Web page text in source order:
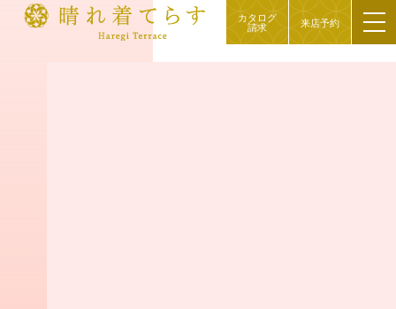
カタログ
請求 来店予約